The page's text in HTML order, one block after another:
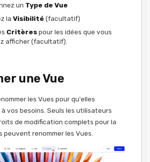
un Type de Vue
la Visibilité (facultatif)
Critèrespour les idées que vous
afficher (facultatif).
une Vue
les Vues pour qu'elles
vos besoins. Seuls les utilisateurs
de modification complets pour la
renommer les Vues.